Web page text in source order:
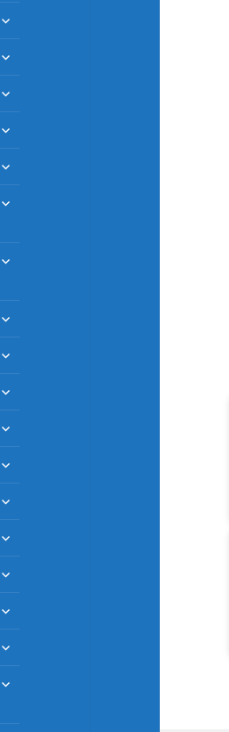
меню
раскрыть
меню
раскрыть
меню
раскрыть
меню
раскрыть
меню
раскрыть
меню
раскрыть
раскрыть
раскрыть
меню
раскрыть
меню
раскрыть
меню
раскрыть
меню
раскрыть
меню
раскрыть
меню
раскрыть
меню
раскрыть
меню
раскрыть
меню
раскрыть
меню
раскрыть